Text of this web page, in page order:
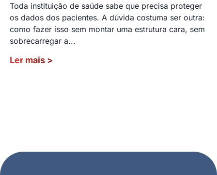
Toda instituição de saúde sabe que precisa proteger
os dados dos pacientes. A dúvida costuma ser outra:
como fazer isso sem montar uma estrutura cara, sem
sobrecarregar a...
Ler mais >